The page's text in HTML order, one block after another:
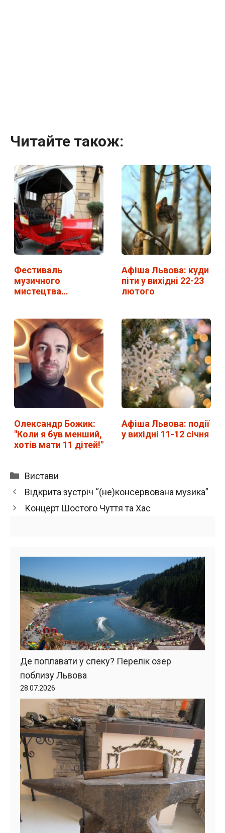
Читайте також:
Фестиваль
музичного
мистецтва
Афіша Львова: куди
піти у вихідні 22-23
лютого
Олександр Божик:
"Коли я був менший,
хотів мати 11 дітей!"
Афіша Львова: події
у вихідні 11-12 січня
Категорії
Вистави
Відкрита зустріч “(не)консервована музика”
Концерт Шостого Чуття та Хас
Де поплавати у спеку? Перелік озер
поблизу Львова
28.07.2026